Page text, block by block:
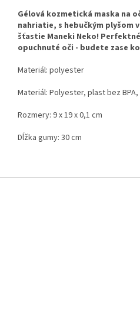
Gélová kozmetická maska na
nahriatie, s hebučkým plyšom
šťastie Maneki Neko!
opuchnuté oči - budete zase
Materiál: polyester
Materiál: Polyester, plast bez
Rozmery: 9 x 19 x 0,1 cm
Dĺžka gumy: 30 cm